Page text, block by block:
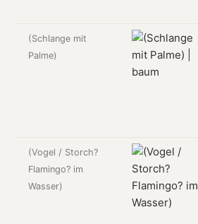
(Schlange mit
Palme)
(Vogel / Storch?
Flamingo? im
Wasser)